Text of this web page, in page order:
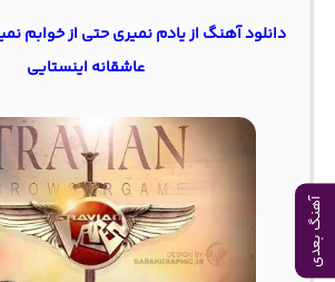
آهنگ بعدی
دانلود آهنگ از یادم نمیری حتی از خوابم
عاشقانه اینستایی